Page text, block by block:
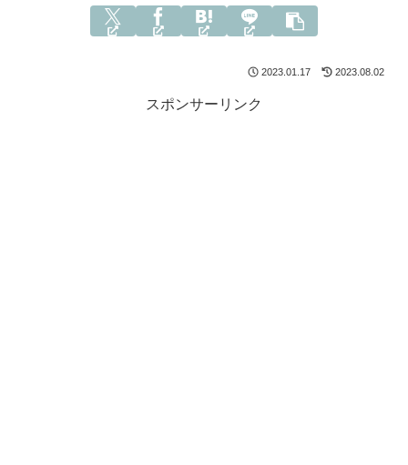
2023.01.17 2023.08.02
スポンサーリンク